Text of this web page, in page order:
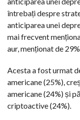
întrebați despre
anticiparea unei
mai frecvent
aur, menționat de
Acesta a fost urmat
americane (25%),
americane (24%) și
criptoactive (24%).